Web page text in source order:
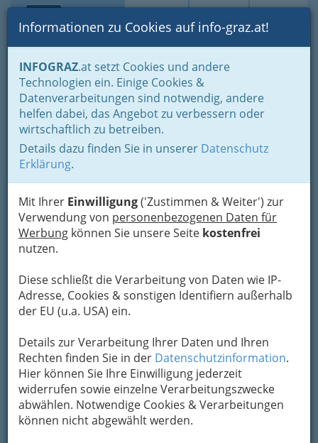
Suche Login Toggle
Informationen zu Cookies auf info-graz.at!
INFOGRAZ.at setzt Cookies und andere
Technologien ein. Einige Cookies &
Datenverarbeitungen sind notwendig, andere
helfen dabei, das Angebot zu verbessern oder
wirtschaftlich zu betreiben.
Details dazu finden Sie in unserer Datenschutz
Erklärung.
Mit Ihrer Einwilligung('Zustimmen & Weiter') zur
Verwendung von personenbezogenen Daten für
Werbung können Sie unsere Seite kostenfrei
nutzen.
Diese schließt die Verarbeitung von Daten wie IP-
Adresse, Cookies & sonstigen Identifiern außerhalb
der EU (u.a. USA) ein.
Details zur Verarbeitung Ihrer Daten und Ihren
Rechten finden Sie in der Datenschutzinformation.
Hier können Sie Ihre Einwilligung jederzeit
widerrufen sowie einzelne Verarbeitungszwecke
abwählen. Notwendige Cookies & Verarbeitungen
können nicht abgewählt werden.
Home Branchen Gesundheit und Soziales
Dipl.Tzt. Rainer Greilberger
Karl-Morre-Straße 19, 8020 Graz
+43 316 576 722
+43 316 576 722 - 4
Karte
Karte anzeigen
Kontaktaufnahme
Um die Info-Graz Firmen
Übermittlung Ihrer Nachricht ein sicheres
Formular. Ihre Nachricht wird nach dem
Absenden umgehend per Mail an das
Unternehmen Dipl.Tzt. GREILBERGER Rainer
weitergeleitet.
Mein Name